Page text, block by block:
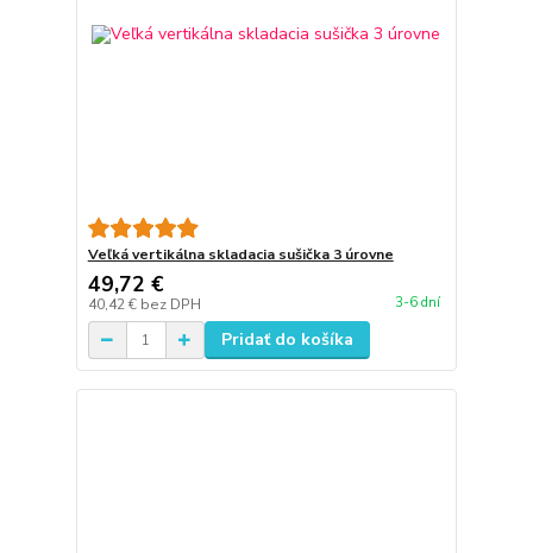
Veľká vertikálna skladacia sušička 3 úrovne
49,72 €
40,42 € bez DPH 3-6 dní
Pridať do košíka